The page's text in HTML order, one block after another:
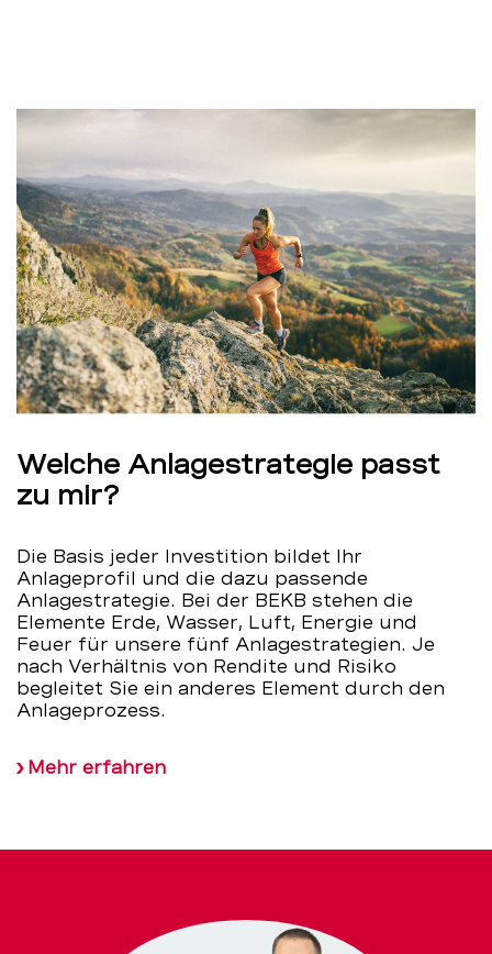
Welche Anlagestrategie passt
zu mir?
Die Basis jeder Investition bildet Ihr
Anlageprofil und die dazu passende
Anlagestrategie. Bei der BEKB stehen die
Elemente Erde, Wasser, Luft, Energie und
Feuer für unsere fünf Anlagestrategien. Je
nach Verhältnis von Rendite und Risiko
begleitet Sie ein anderes Element durch den
Anlageprozess.
Mehr erfahren